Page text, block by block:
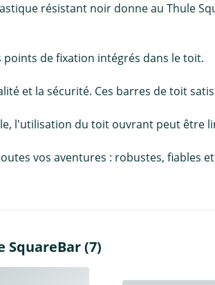
résistant noir donne au Thule
de fixation intégrés dans le toit.
et la sécurité. Ces barres de toit
l'utilisation du toit ouvrant peut être
vos aventures : robustes, fiables
SquareBar (7)